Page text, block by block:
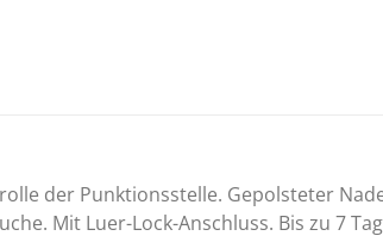
der Punktionsstelle. Gepolsteter
Mit Luer-Lock-Anschluss. Bis zu 7